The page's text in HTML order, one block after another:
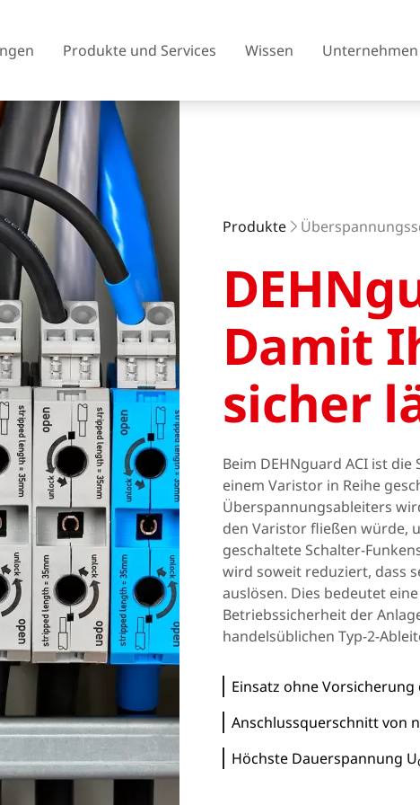
Produkte und Services Wissen Unternehmen
Österreich
Tschechien
Dänemark
Finnland
Frankreich
Vereinigtes Königreich
Griechenland
Island
Italien
Litauen
Nordmazedonien
Norway
Polen
Rumänien
Slowakei
Spanien
Schweden
Türkei
Ukraine
Produkte
Damit
sicher
Beim DEHNguard ACI ist
einem Varistor in Reihe
Überspannungsableiters
den Varistor fließen würde,
geschaltete Schalter-
wird soweit reduziert, dass
auslösen. Dies bedeutet
Betriebssicherheit der
handelsüblichen Typ-2-
Einsatz ohne Vorsicherung
Anschlussquerschnitt von
Höchste Dauerspannung U